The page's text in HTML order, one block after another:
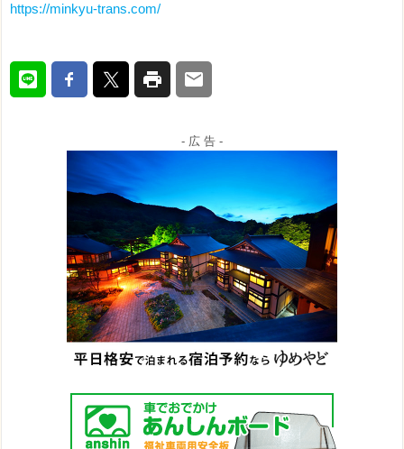
https://minkyu-trans.com/
- 広 告 -